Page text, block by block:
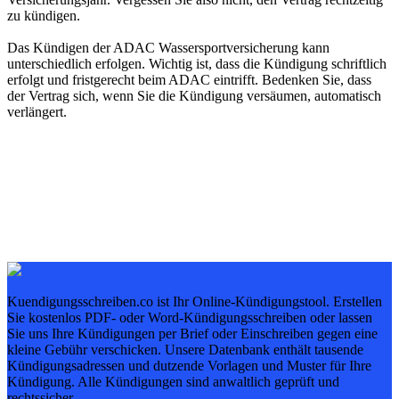
zu kündigen.
Das Kündigen der ADAC Wassersportversicherung kann
unterschiedlich erfolgen. Wichtig ist, dass die Kündigung schriftlich
erfolgt und fristgerecht beim ADAC eintrifft. Bedenken Sie, dass
der Vertrag sich, wenn Sie die Kündigung versäumen, automatisch
verlängert.
Kuendigungsschreiben.co ist Ihr Online-Kündigungstool. Erstellen
Sie kostenlos PDF- oder Word-Kündigungsschreiben oder lassen
Sie uns Ihre Kündigungen per Brief oder Einschreiben gegen eine
kleine Gebühr verschicken. Unsere Datenbank enthält tausende
Kündigungsadressen und dutzende Vorlagen und Muster für Ihre
Kündigung. Alle Kündigungen sind anwaltlich geprüft und